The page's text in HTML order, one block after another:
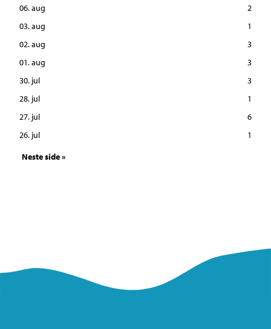
06. aug
2
03. aug
1
02. aug
3
01. aug
3
30. jul
3
28. jul
1
27. jul
6
26. jul
1
Neste side »